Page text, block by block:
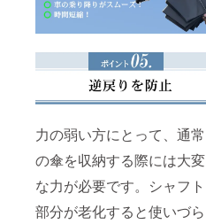
力の弱い方にとって、通常
の傘を収納する際には大変
な力が必要です。シャフト
部分が老化すると使いづら